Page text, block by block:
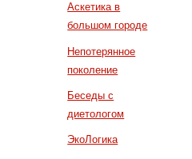
Аскетика в
большом городе
Непотерянное
поколение
Беседы с
диетологом
ЭкоЛогика